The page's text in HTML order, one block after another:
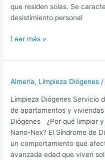
que residen solas. Se
desistimiento personal
Limpieza
Almería,
Cortijillos
Leer más »
Almería, Limpieza Diógenes
Limpieza Diógenes Servicio
de apartamentos y
Diógenes ¿Por qué limpiar
Nano-Nex? El Síndrome de
un comportamiento que
avanzada edad que viven